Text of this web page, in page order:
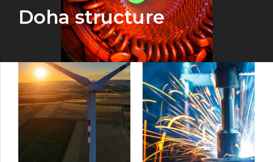
Doha structure